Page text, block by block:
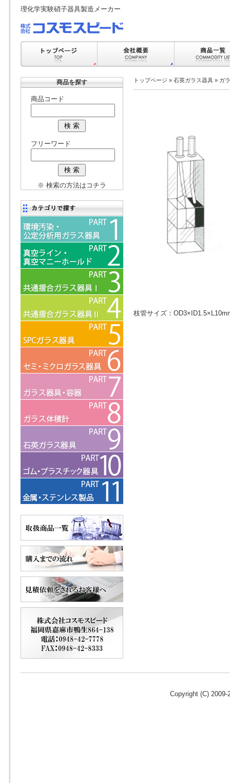
理化学実験硝子器具製造メーカー
商品を探す
商品コード
フリーワード
※ 検索の方法はコチラ
トップページ » 石英ガラス器具 » ガ
枝管サイズ：
Copyright (C)